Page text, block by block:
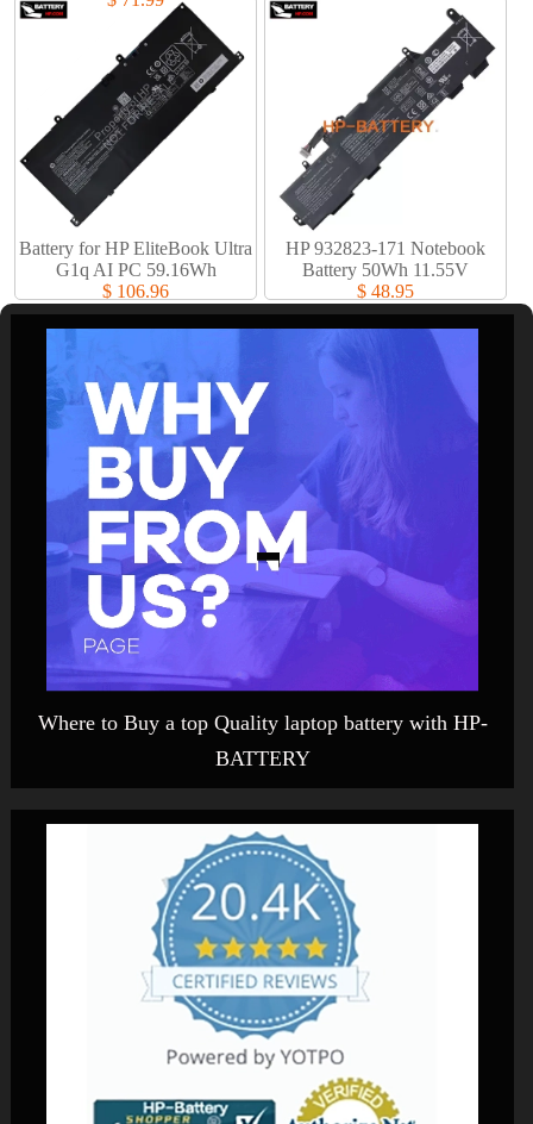
Battery for HP EliteBook Ultra
G1q AI PC 59.16Wh
$ 106.96
HP 932823-171 Notebook
Battery 50Wh 11.55V
$ 48.95
Where to Buy a top Quality laptop battery with HP-
BATTERY